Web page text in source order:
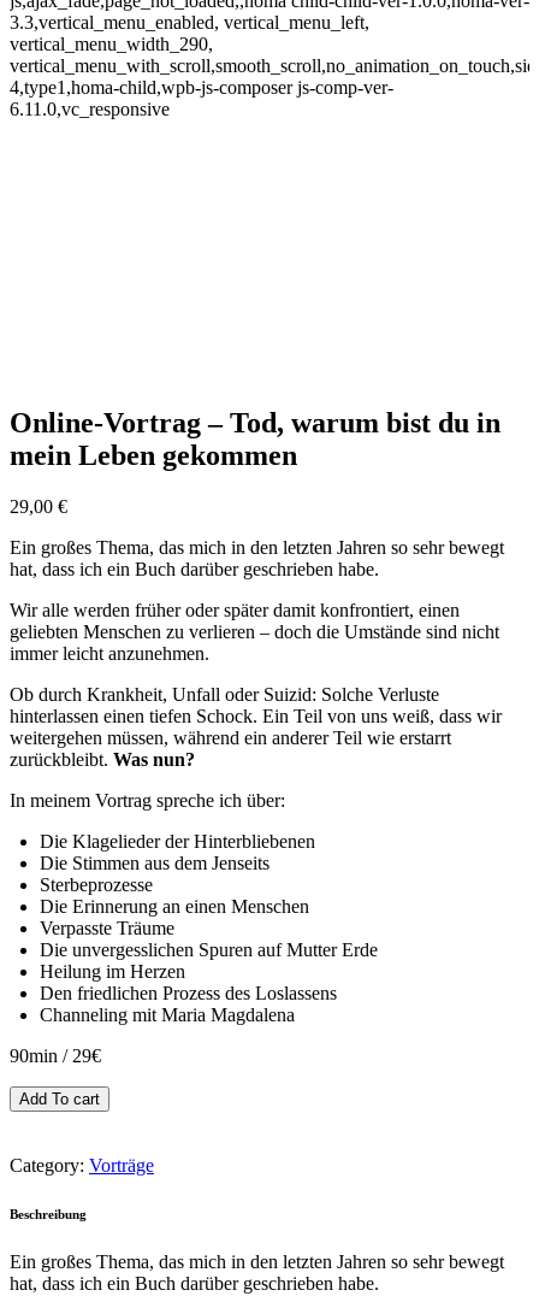
3.3,vertical_menu_enabled, vertical_menu_left,
vertical_menu_width_290,
4,type1,homa-child,wpb-js-composer js-comp-ver-
6.11.0,vc_responsive
Online-Vortrag – Tod, warum bist du in
mein Leben gekommen
29,00 €
Ein großes Thema, das mich in den letzten Jahren so sehr bewegt
hat, dass ich ein Buch darüber geschrieben habe.
Wir alle werden früher oder später damit konfrontiert, einen
geliebten Menschen zu verlieren – doch die Umstände sind nicht
immer leicht anzunehmen.
Ob durch Krankheit, Unfall oder Suizid: Solche Verluste
hinterlassen einen tiefen Schock. Ein Teil von uns weiß, dass wir
weitergehen müssen, während ein anderer Teil wie erstarrt
zurückbleibt. Was nun?
In meinem Vortrag spreche ich über:
Die Klagelieder der Hinterbliebenen
Die Stimmen aus dem Jenseits
Sterbeprozesse
Die Erinnerung an einen Menschen
Verpasste Träume
Die unvergesslichen Spuren auf Mutter Erde
Heilung im Herzen
Den friedlichen Prozess des Loslassens
Channeling mit Maria Magdalena
90min / 29€
Add To cart
Category: Vorträge
Beschreibung
Ein großes Thema, das mich in den letzten Jahren so sehr bewegt
hat, dass ich ein Buch darüber geschrieben habe.